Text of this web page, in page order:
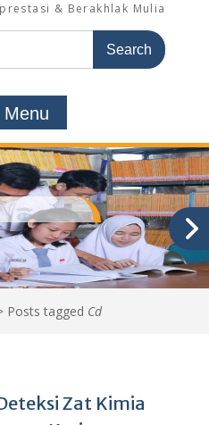
& Berakhlak Mulia
Menu
Posts tagged Cd
Zat Kimia